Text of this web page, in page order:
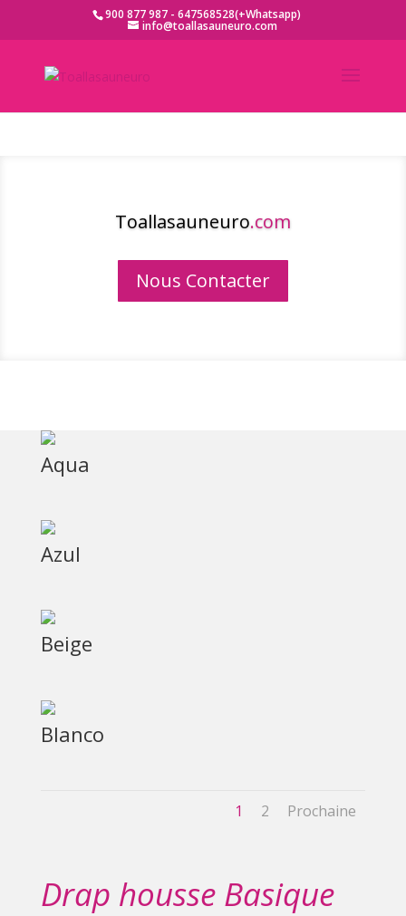
900 877 987 - 647568528(+Whatsapp)
info@toallasauneuro.com
Toallasauneuro.com
Nous Contacter
Aqua
Azul
Beige
Blanco
1 2 Prochaine
Drap housse Basique